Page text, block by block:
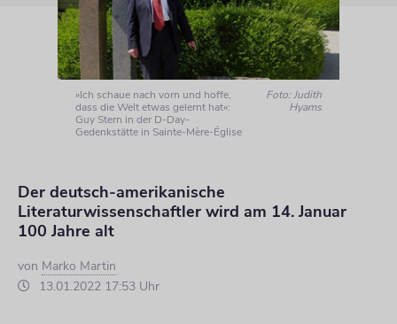
»Ich schaue nach vorn und hoffe,
dass die Welt etwas gelernt hat«:
Guy Stern in der D-Day-
Gedenkstätte in Sainte-Mère-Église
Foto: Judith
Hyams
Der deutsch-amerikanische
Literaturwissenschaftler wird am 14. Januar
100 Jahre alt
von Marko Martin
13.01.2022 17:53 Uhr